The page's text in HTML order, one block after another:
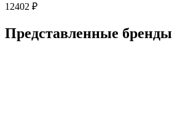
12402 ₽
Представленные бренды